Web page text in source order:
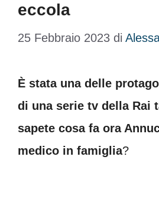
eccola
25 Febbraio 2023 di
È stata una delle
di una serie tv della Rai
sapete cosa fa ora
medico in famiglia?